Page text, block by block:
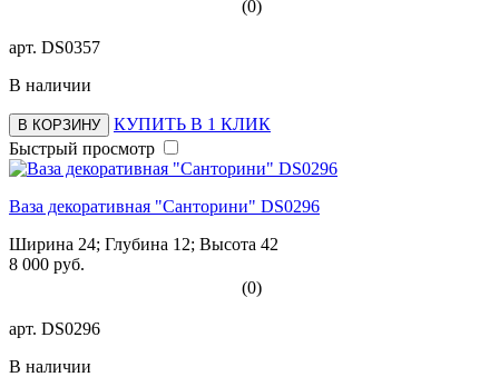
(0)
арт. DS0357
В наличии
В КОРЗИНУ
КУПИТЬ В 1 КЛИК
Быстрый просмотр
Ваза декоративная "Санторини" DS0296
Ширина 24; Глубина 12; Высота 42
8 000 руб.
(0)
арт. DS0296
В наличии